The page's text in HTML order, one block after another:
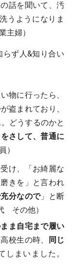
話を聞いて、汚
うようになりま
主婦）
物に行ったら、
が盗まれており、
どうするのかと
さして、普通に
）
け、「お綺麗な
きを」と言われ
分なので」と断
その他）
ま自宅まで履い
校生の時、
同じ
しまいました。